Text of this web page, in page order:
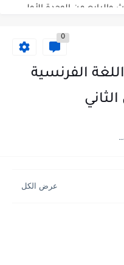
سلم تصحيح مادة اللغة العربية لشهادة التعليم الاساسي والاعدادية الشرعية...
علمي دورة 2026
0
الفرنسية